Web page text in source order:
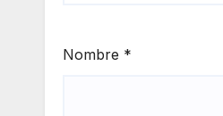
Nombre *